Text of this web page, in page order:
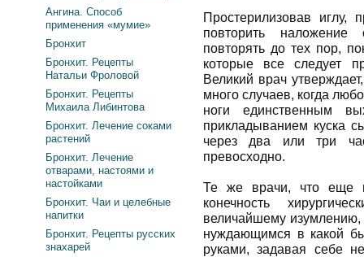
Простерилизовав иглу,
повторить наложение
повторять до тех пор,
которые все следует
Великий врач
много случаев, когда
ноги единственным
прикладыванием куска
через два или три
превосходно.
Те же врачи, что еще
конечность
величайшему изумлению,
нуждающимся в какой
руками, задавая себе
Ангина. Способ
применения «мумие»
Бронхит
Бронхит. Рецепты
Натальи Фроловой
Бронхит. Рецепты
Михаила Либинтова
Бронхит. Лечение соками
растений
Бронхит. Лечение
отварами, настоями и
настойками
Бронхит. Чаи и целебные
напитки
Бронхит. Рецепты русских
знахарей